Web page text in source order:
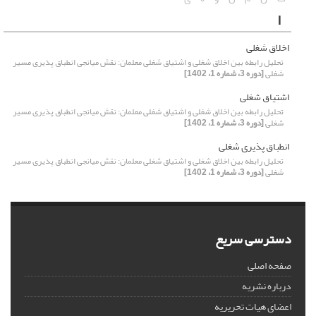
ا
اخلاق شغلی
تحلیل رابطه بین اخلاق شغلی و اشتیاق شغلی معلمان: نقش میانجی انطباق پذیری مسیر
شغلی[دوره 3، شماره 1، 1402]
اشتیاق شغلی
تحلیل رابطه بین اخلاق شغلی و اشتیاق شغلی معلمان: نقش میانجی انطباق پذیری مسیر
شغلی[دوره 3، شماره 1، 1402]
انطباق پذیری شغلی
تحلیل رابطه بین اخلاق شغلی و اشتیاق شغلی معلمان: نقش میانجی انطباق پذیری مسیر
شغلی[دوره 3، شماره 1، 1402]
دسترسی سریع
صفحه اصلی
درباره نشریه
اعضای هیات تحریریه